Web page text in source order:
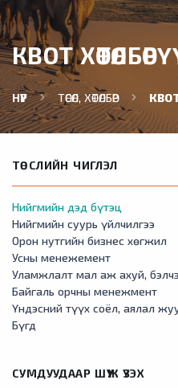
КВОТ
НҮҮР ТӨСӨЛ, ХӨТӨЛБӨР КВОТ
ТӨСЛИЙН ЧИГЛЭЛ
Нийгмийн дэд бүтэц
Нийгмийн суурь үйлчилгээ
Орон нутгийн бизнес хөгжил
Усны менежемент
Уламжлалт мал аж ахуй,
Байгаль орчны менежмент
Үндэсний түүх соёл, аялал
Бүгд
СУМДУУДААР ШҮҮЖ ҮЗЭХ